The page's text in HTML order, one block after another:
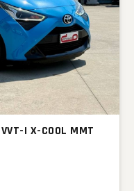
I X-COOL MMT